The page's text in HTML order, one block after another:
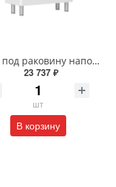
Тумба под раковину напольная EQUIL Найс 60 см tnNICE60.2Y-05 белая
23 737 ₽
шт
В корзину